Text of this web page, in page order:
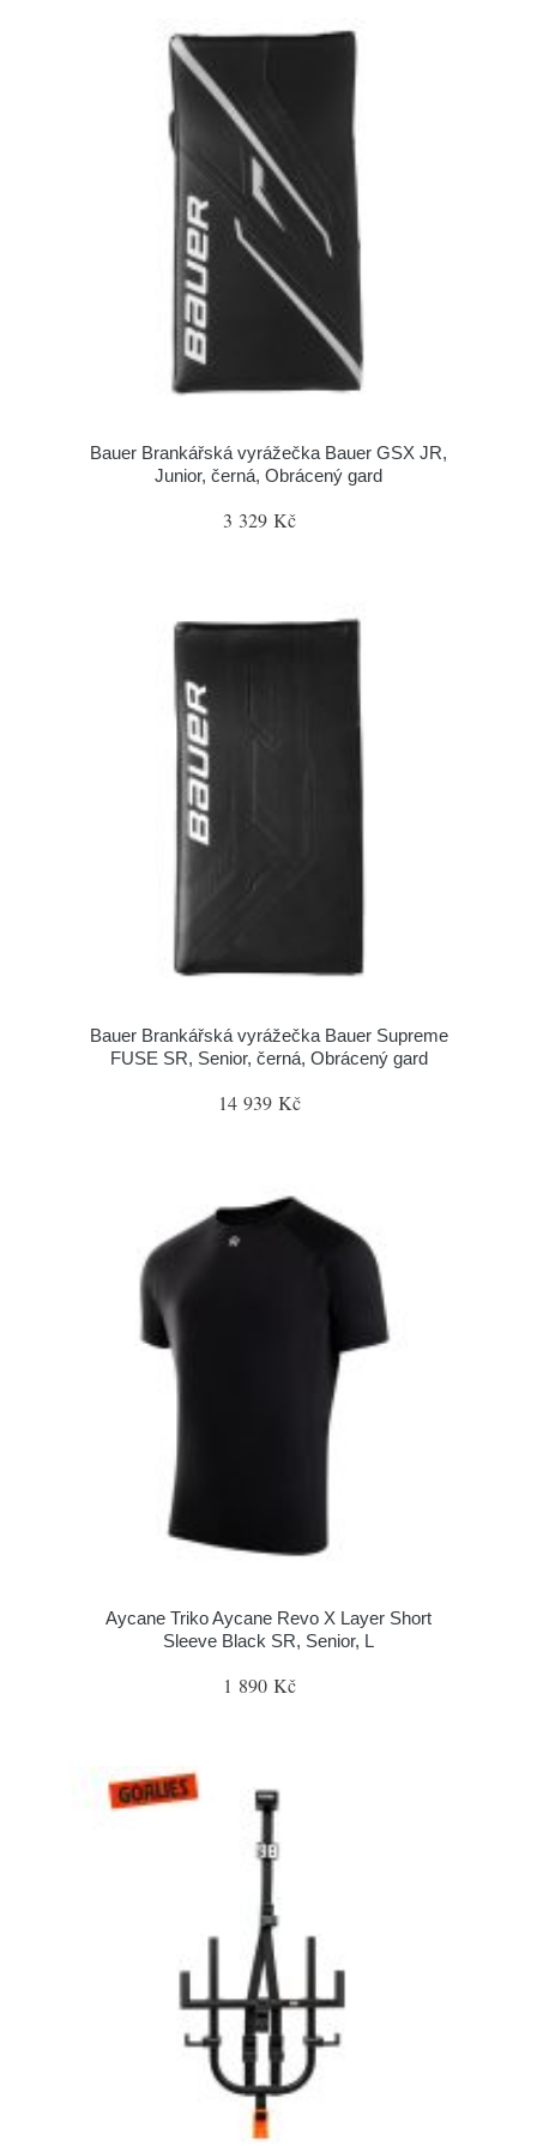
Bauer Brankářská vyrážečka Bauer GSX JR,
Junior, černá, Obrácený gard
3 329 Kč
Bauer Brankářská vyrážečka Bauer Supreme
FUSE SR, Senior, černá, Obrácený gard
14 939 Kč
Aycane Triko Aycane Revo X Layer Short
Sleeve Black SR, Senior, L
1 890 Kč